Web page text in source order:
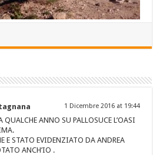
1 Dicembre 2016 at 19:44
QUALCHE ANNO SU PALLOSUCE L’OASI
E STATO EVIDENZIATO DA ANDREA
ANCH’IO .